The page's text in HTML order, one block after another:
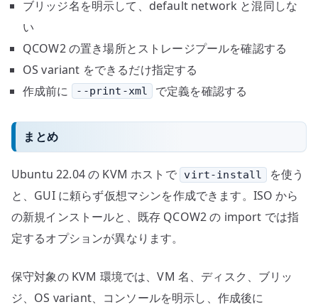
ブリッジ名を明示して、default network と混同しな
い
QCOW2 の置き場所とストレージプールを確認する
OS variant をできるだけ指定する
作成前に
--print-xml で定義を確認する
まとめ
Ubuntu 22.04 の KVM ホストで virt-install
を使う
と、GUI に頼らず仮想マシンを作成できます。ISO から
の新規インストールと、既存 QCOW2 の import では指
定するオプションが異なります。
保守対象の KVM 環境では、VM 名、ディスク、ブリッ
ジ、OS variant、コンソールを明示し、作成後に